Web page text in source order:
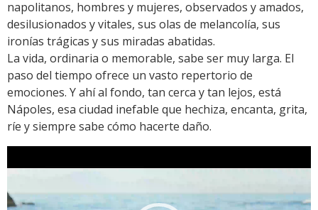
napolitanos, hombres y mujeres, observados y amados,
desilusionados y vitales, sus olas de melancolía, sus
ironías trágicas y sus miradas abatidas.
La vida, ordinaria o memorable, sabe ser muy larga. El
paso del tiempo ofrece un vasto repertorio de
emociones. Y ahí al fondo, tan cerca y tan lejos, está
Nápoles, esa ciudad inefable que hechiza, encanta, grita,
ríe y siempre sabe cómo hacerte daño.
de
vídeo